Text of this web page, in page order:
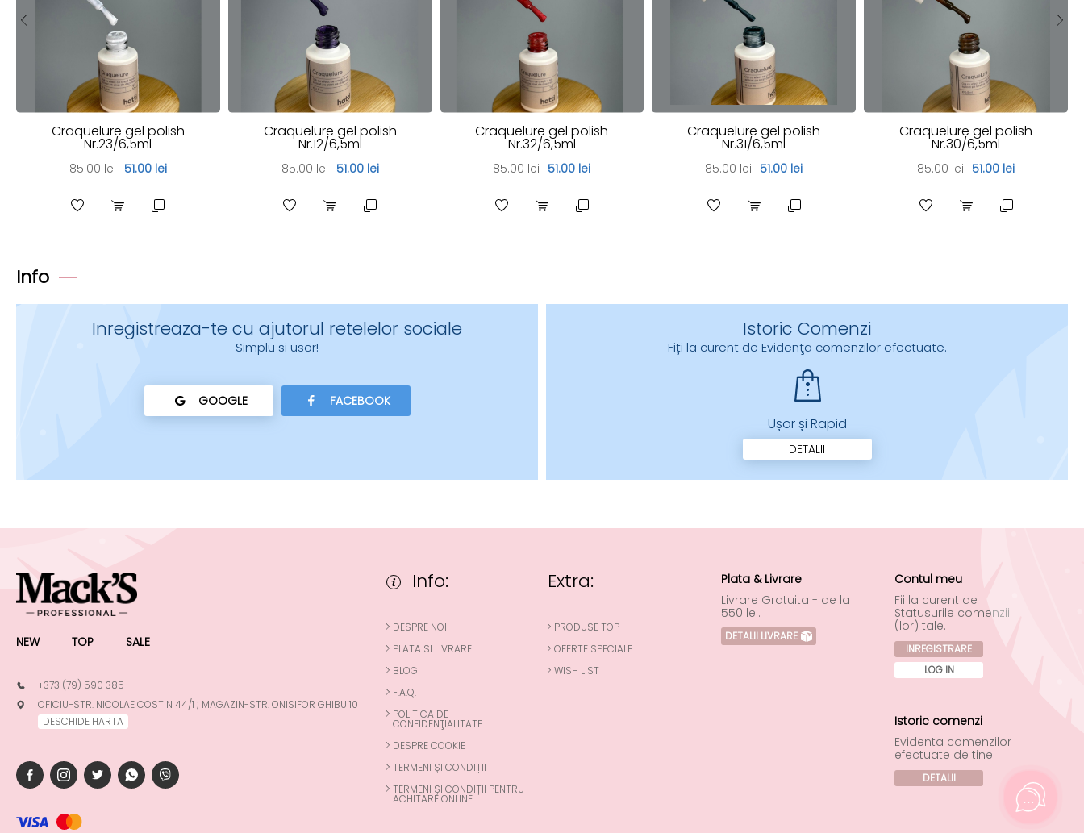
Craquelure gel polish
Nr.23/6,5ml
85.00 lei 51.00 lei
Craquelure gel polish
Nr.12/6,5ml
85.00 lei 51.00 lei
Craquelure gel polish
Nr.32/6,5ml
85.00 lei 51.00 lei
Craquelure gel polish
Nr.31/6,5ml
85.00 lei 51.00 lei
Craquelure gel polish
Nr.30/6,5ml
85.00 lei 51.00 lei
Info
Inregistreaza-te cu ajutorul retelelor sociale
Simplu si usor!
GOOGLE FACEBOOK
Istoric Comenzi
Fiți la curent de Evidenţa comenzilor efectuate.
Ușor și Rapid
DETALII
NEW TOP SALE
+373 (79) 590 385
OFICIU-STR. NICOLAE COSTIN 44/1 ; MAGAZIN-STR. ONISIFOR GHIBU 10
DESCHIDE HARTA
Info:
DESPRE NOI
PLATA SI LIVRARE
BLOG
F.A.Q.
POLITICA DE
CONFIDENŢIALITATE
DESPRE COOKIE
TERMENI ȘI CONDIȚII
TERMENI ȘI CONDIȚII PENTRU
ACHITARE ONLINE
Extra:
PRODUSE TOP
OFERTE SPECIALE
WISH LIST
Plata & Livrare
Livrare Gratuita - de la
550 lei.
DETALII LIVRARE
Contul meu
Fii la curent de
Statusurile comenzii
(lor) tale.
INREGISTRARE
LOG IN
Istoric comenzi
Evidenta comenzilor
efectuate de tine
DETALII